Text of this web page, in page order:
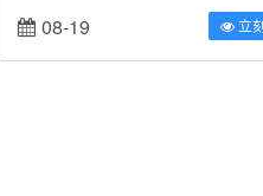
一名更出色的维修工程师，迅维培训首
字库修复课程，名额有限，速来抢购！
08-19 立